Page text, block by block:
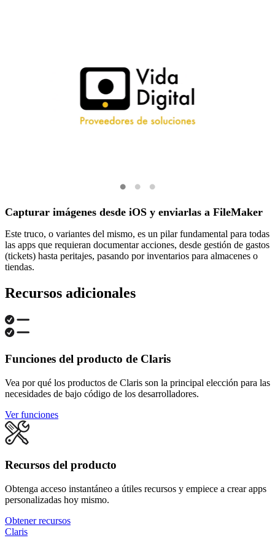
Capturar imágenes desde iOS y enviarlas a FileMaker
Este truco, o variantes del mismo, es un pilar fundamental para todas
las apps que requieran documentar acciones, desde gestión de gastos
(tickets) hasta peritajes, pasando por inventarios para almacenes o
tiendas.
Recursos adicionales
Funciones del producto de Claris
Vea por qué los productos de Claris son la principal elección para las
necesidades de bajo código de los desarrolladores.
Ver funciones
Recursos del producto
Obtenga acceso instantáneo a útiles recursos y empiece a crear apps
personalizadas hoy mismo.
Obtener recursos
Claris